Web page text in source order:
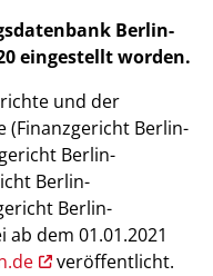
Berlin-
eingestellt worden.
und der
(Finanzgericht Berlin-
Berlin-
Berlin-
Berlin-
dem 01.01.2021
veröffentlicht.